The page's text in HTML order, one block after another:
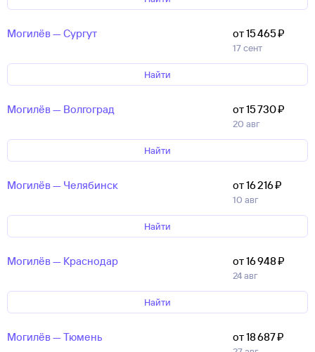
Могилёв — Сургут от 15 ⁠465 ⁠₽
17 сент
Найти
Могилёв — Волгоград от 15 ⁠730 ⁠₽
20 авг
Найти
Могилёв — Челябинск от 16 ⁠216 ⁠₽
10 авг
Найти
Могилёв — Краснодар от 16 ⁠948 ⁠₽
24 авг
Найти
Могилёв — Тюмень от 18 ⁠687 ⁠₽